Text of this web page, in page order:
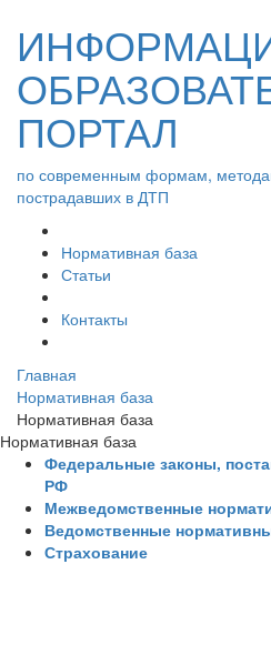
ПОРТАЛ
по современным формам,
пострадавших в ДТП
Нормативная база
Статьи
Контакты
Главная
Нормативная база
Нормативная база
Нормативная база
Федеральные законы,
РФ
Межведомственные
Ведомственные
Страхование